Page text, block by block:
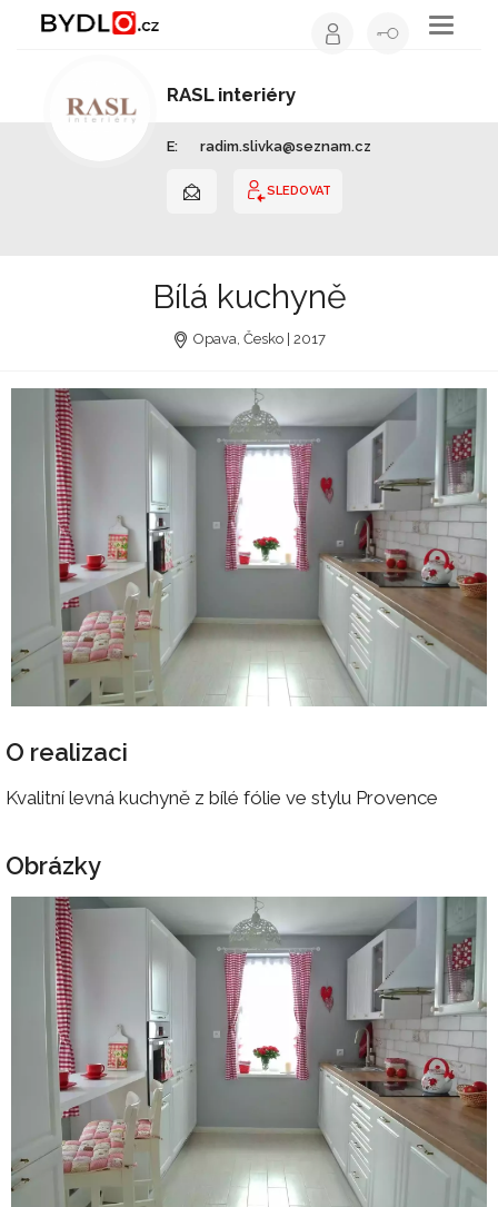
Toggle
RASL interiéry
E: radim.slivka@seznam.cz
SLEDOVAT
Bílá kuchyně
Opava, Česko | 2017
O realizaci
Kvalitní levná kuchyně z bílé fólie ve stylu Provence
Obrázky